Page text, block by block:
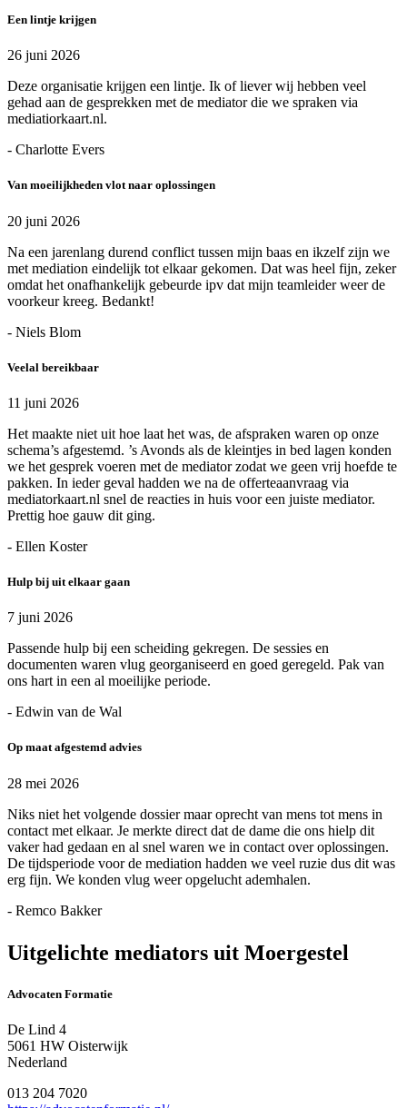
Een lintje krijgen
26 juni 2026
Deze organisatie krijgen een lintje. Ik of liever wij hebben veel
gehad aan de gesprekken met de mediator die we spraken via
mediatiorkaart.nl.
- Charlotte Evers
Van moeilijkheden vlot naar oplossingen
20 juni 2026
Na een jarenlang durend conflict tussen mijn baas en ikzelf zijn we
met mediation eindelijk tot elkaar gekomen. Dat was heel fijn, zeker
omdat het onafhankelijk gebeurde ipv dat mijn teamleider weer de
voorkeur kreeg. Bedankt!
- Niels Blom
Veelal bereikbaar
11 juni 2026
Het maakte niet uit hoe laat het was, de afspraken waren op onze
schema’s afgestemd. ’s Avonds als de kleintjes in bed lagen konden
we het gesprek voeren met de mediator zodat we geen vrij hoefde te
pakken. In ieder geval hadden we na de offerteaanvraag via
mediatorkaart.nl snel de reacties in huis voor een juiste mediator.
Prettig hoe gauw dit ging.
- Ellen Koster
Hulp bij uit elkaar gaan
7 juni 2026
Passende hulp bij een scheiding gekregen. De sessies en
documenten waren vlug georganiseerd en goed geregeld. Pak van
ons hart in een al moeilijke periode.
- Edwin van de Wal
Op maat afgestemd advies
28 mei 2026
Niks niet het volgende dossier maar oprecht van mens tot mens in
contact met elkaar. Je merkte direct dat de dame die ons hielp dit
vaker had gedaan en al snel waren we in contact over oplossingen.
De tijdsperiode voor de mediation hadden we veel ruzie dus dit was
erg fijn. We konden vlug weer opgelucht ademhalen.
- Remco Bakker
Uitgelichte mediators uit Moergestel
Advocaten Formatie
De Lind 4
5061 HW Oisterwijk
Nederland
013 204 7020